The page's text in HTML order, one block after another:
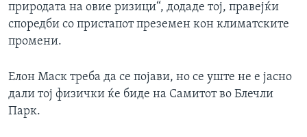
природата на овие ризици“, додаде тој, правејќи
споредби со пристапот преземен кон климатските
промени.
Елон Маск треба да се појави, но се уште не е јасно
дали тој физички ќе биде на Самитот во Блечли
Парк.